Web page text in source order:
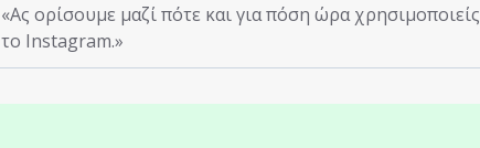
«Ας ορίσουμε μαζί πότε και για πόση ώρα χρησιμοποιείς
το Instagram.»